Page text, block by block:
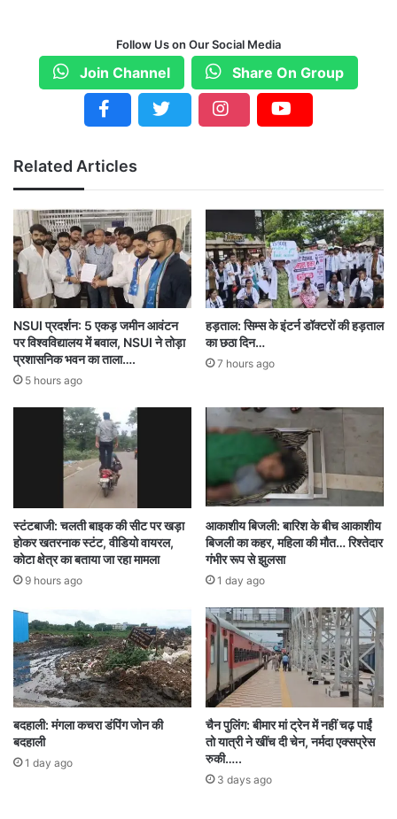
Follow Us on Our Social Media
Join Channel Share On Group
Related Articles
NSUI प्रदर्शन: 5 एकड़ जमीन आवंटन
पर विश्वविद्यालय में बवाल, NSUI ने तोड़ा
प्रशासनिक भवन का ताला….
5 hours ago
हड़ताल: सिम्स के इंटर्न डॉक्टरों की हड़ताल
का छठा दिन…
7 hours ago
स्टंटबाजी: चलती बाइक की सीट पर खड़ा
होकर खतरनाक स्टंट, वीडियो वायरल,
कोटा क्षेत्र का बताया जा रहा मामला
9 hours ago
आकाशीय बिजली: बारिश के बीच आकाशीय
बिजली का कहर, महिला की मौत… रिश्तेदार
गंभीर रूप से झुलसा
1 day ago
बदहाली: मंगला कचरा डंपिंग जोन की
बदहाली
1 day ago
चैन पुलिंग: बीमार मां ट्रेन में नहीं चढ़ पाईं
तो यात्री ने खींच दी चेन, नर्मदा एक्सप्रेस
रुकी…..
3 days ago